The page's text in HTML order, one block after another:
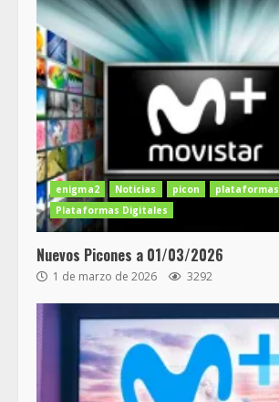
enigma2 Noticias picon
plataformas
Plataformas Digitales
Nuevos Picones a 01/03/2026
1 de marzo de 2026 3292